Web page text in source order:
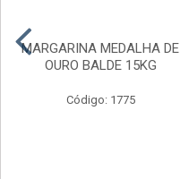
MARGARINA MEDALHA DE
OURO BALDE 15KG
Código: 1775